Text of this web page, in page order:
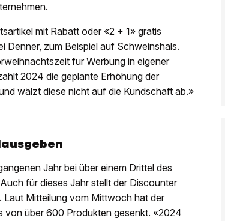
mit Rabatt oder «2 + 1» gratis
Denner, zum Beispiel auf Schweinshals.
für Werbung in eigener
2024 die geplante Erhöhung der
wälzt diese nicht auf die Kundschaft ab.»
Jahr bei über einem Drittel des
für dieses Jahr stellt der Discounter
Laut Mitteilung vom Mittwoch hat der
von über 600 Produkten gesenkt. «2024